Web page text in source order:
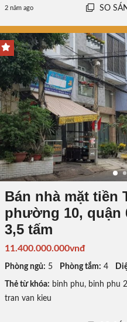
2 năm ago SO
Bán nhà mặt tiền
phường 10, quận
3,5 tấm
11.400.000.000vnđ
Phòng ngủ: 5 Phòng tắm: 4
Thẻ từ khóa: binh phu, binh phu 2
tran van kieu